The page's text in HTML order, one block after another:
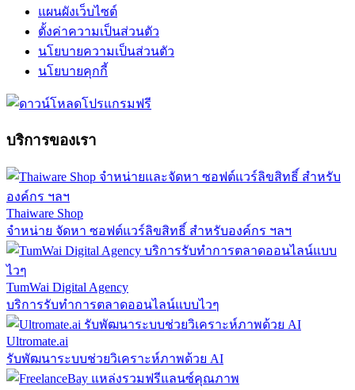
แผนผังเว็บไซต์
ตั้งค่าความเป็นส่วนตัว
นโยบายความเป็นส่วนตัว
นโยบายคุกกี้
บริการของเรา
Thaiware Shop
จำหน่าย จัดหา ซอฟต์แวร์ลิขสิทธิ์ สำหรับองค์กร ฯลฯ
TumWai Digital Agency
บริการรับทำการตลาดออนไลน์แบบไวๆ
Ultromate.ai
รับพัฒนาระบบช่วยวิเคราะห์ภาพด้วย AI